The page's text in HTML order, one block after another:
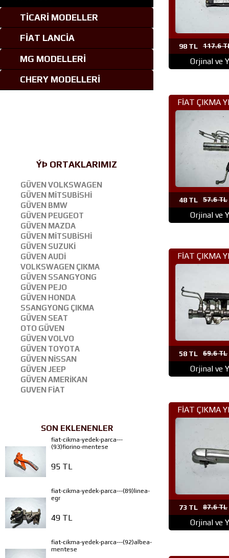
TİCARİ MODELLER
FİAT LANCİA
MG MODELLERİ
CHERY MODELLERİ
ÝÞ ORTAKLARIMIZ
GÜVEN VOLKSWAGEN
GÜVEN MİTSUBİSHİ
GÜVEN BMW
GÜVEN PEUGEOT
GÜVEN MAZDA
GÜVEN MİTSUBİSHİ
GÜVEN SUZUKİ
GÜVEN AUDİ
VOLKSWAGEN ÇIKMA
GÜVEN SSANGYONG
GÜVEN PEJO
GÜVEN HONDA
SSANGYONG ÇIKMA
GÜVEN SEAT
OTO GÜVEN
GÜVEN VOLVO
GÜVEN TOYOTA
GÜVEN NİSSAN
GÜVEN JEEP
GÜVEN AMERİKAN
GUVEN FİAT
SON EKLENENLER
fiat-cikma-yedek-parca---
(93)fiorino-mentese
95 TL
fiat-cikma-yedek-parca---(89)linea-
egr
49 TL
fiat-cikma-yedek-parca---(92)albea-
mentese
98 TL 117.6
Orjinal ve
FİAT ÇIKMA
(300)BRAVO
48 TL 57.6 TL
Orjinal ve
FİAT ÇIKMA
58 TL 69.6 TL
Orjinal ve
FİAT ÇIKMA
73 TL 87.6 TL
Orjinal ve